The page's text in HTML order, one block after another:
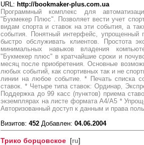
URL: http://bookmaker-plus.com.ua
Программный комплекс для
"Букмекер Плюс". Позволяет вести учет
видам спорта и ставок на эти события, а
события. Понятный интерфейс, упрощенный
быстро обслуживать клиентов. Простота
минимальных навыков владения
"Букмекер плюс" в кратчайшие сроки и
месяц после приобретения. Основные
любых событий, как спортивных так и не
линии на любое событие. * Печать списка
ставок. * Четыре типа ставок: Ординар,
Поддержка до 99 касс (пунктов) приема
экземплярах на листе формата А4/А5 *
Авторизованный доступ к данным и права
Визитов: 452 Добавлен: 04.06.2004
Трико борцовское [ru]